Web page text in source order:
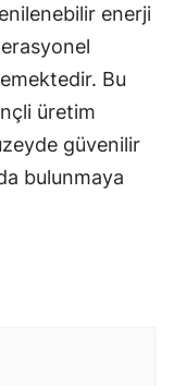
enerji
Bu
üretim
güvenilir
bulunmaya